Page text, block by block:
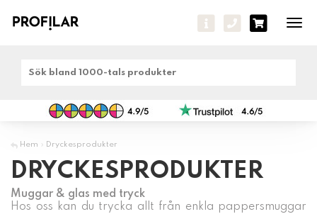
Hem » Dryckesprodukter
DRYCKESPRODUKTER
Muggar & glas med tryck
Hos oss kan du trycka allt från enkla pappersmuggar